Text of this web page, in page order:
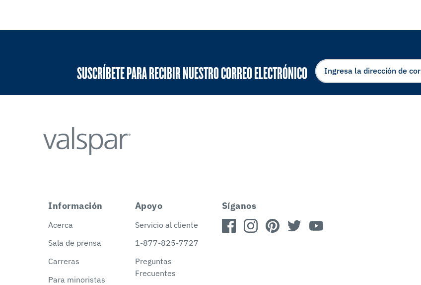
SUSCRÍBETE PARA RECIBIR NUESTRO CORREO ELECTRÓNICO
Información
Acerca
Sala de prensa
Carreras
Para minoristas
Apoyo
Servicio al cliente
1-877-825-7727
Preguntas
Frecuentes
Síganos